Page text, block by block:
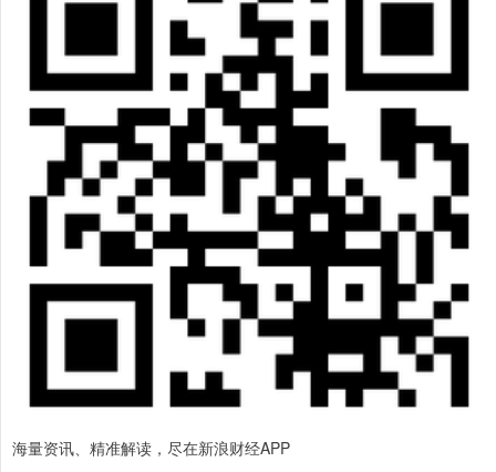
海量资讯、精准解读，尽在新浪财经APP